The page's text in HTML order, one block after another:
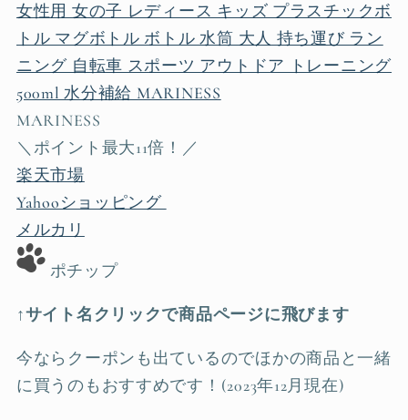
女性用 女の子 レディース キッズ プラスチックボ
トル マグボトル ボトル 水筒 大人 持ち運び ラン
ニング 自転車 スポーツ アウトドア トレーニング
500ml 水分補給 MARINESS
MARINESS
＼ポイント最大11倍！／
楽天市場
Yahooショッピング
メルカリ
ポチップ
↑サイト名クリックで商品ページに飛びます
今ならクーポンも出ているのでほかの商品と一緒
に買うのもおすすめです！(2023年12月現在)